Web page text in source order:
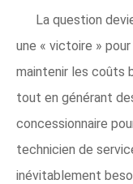
La question
une « victoire »
maintenir les coûts
tout en générant
concessionnaire
technicien de
inévitablement